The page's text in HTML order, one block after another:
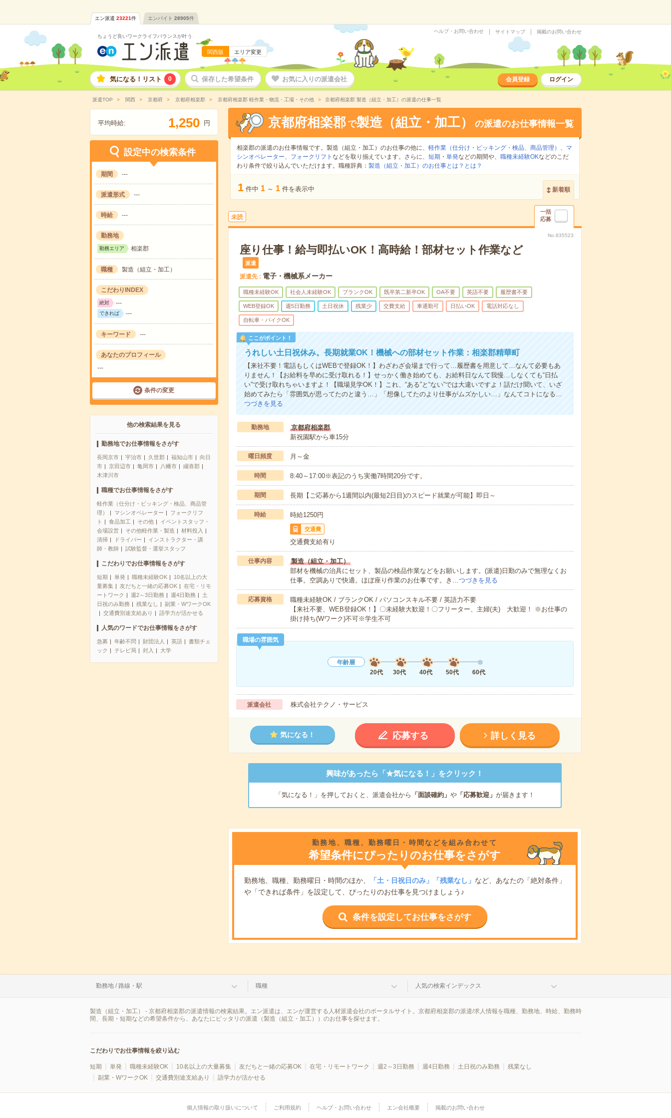
エン派遣 23221件 エンバイト 28905件
ちょうど良いワークライフバランスが叶う
関西版 エリア変更
ヘルプ・お問い合わせ サイトマップ 掲載のお問い合わせ
気になる！リスト 0 保存した希望条件 お気に入りの派遣会社 会員登録 ログイン
派遣TOP 関西 京都府 京都府相楽郡 京都府相楽郡 軽作業・物流・工場・その他 京都府相楽郡 製造（組立・加工）の派遣の仕事一覧
平均時給: 1,250 円
設定中の検索条件
期間 ---
派遣形式 ---
時給 ---
勤務地
勤務エリア 相楽郡
職種 製造（組立・加工）
こだわりINDEX
絶対 ---
できれば ---
キーワード ---
あなたのプロフィール
---
条件の変更
他の検索結果を見る
勤務地でお仕事情報をさがす
長岡京市 宇治市 久世郡 福知山市
向日
市
京田辺市 亀岡市 八幡市
綴喜郡
木津川市
職種でお仕事情報をさがす
軽作業（仕分け・ピッキング・検品、商品管
理）
マシンオペレーター
フォークリフ
ト
食品加工 その他
イベントスタッフ・
会場設営
その他軽作業・製造
材料投入
清掃
ドライバー
インストラクター・講
師・教師
試験監督・選挙スタッフ
こだわりでお仕事情報をさがす
短期 単発 職種未経験OK
10名以上の大
量募集
友だちと一緒の応募OK
在宅・リモ
ートワーク
週2～3日勤務 週4日勤務
土
日祝のみ勤務
残業なし
副業・WワークOK
交通費別途支給あり
語学力が活かせる
人気のワードでお仕事情報をさがす
急募 年齢不問 財団法人 英語
書類チェ
ック
テレビ局 封入 大学
京都府相楽郡 で製造（組立・加工） の派遣のお仕事情報一覧
相楽郡の派遣のお仕事情報です。製造（組立・加工）のお仕事の他に、 軽作業（仕分け・ピッキング・検品、商品管理） 、
マ
シンオペレーター、 フォークリフト などを取り揃えています。さらに、 短期 ・ 単発などの期間や、 職種未経験OKなどのこだ
わり条件で絞り込んでいただけます。職種辞典： 製造（組立・加工）のお仕事とは？とは？
1 件中 1 ～ 1 件を表示中 新着順
未読
一括
応募
No.835523
座り仕事！給与即払いOK！高時給！部材セット作業など
派遣
派遣先 電子・機械系メーカー
職種未経験OK 社会人未経験OK ブランクOK 既卒第二新卒OK OA不要 英語不要 履歴書不要
WEB登録OK 週5日勤務 土日祝休 残業少 交費支給 車通勤可 日払いOK 電話対応なし
自転車・バイクOK
ここがポイント！
うれしい土日祝休み。長期就業OK！機械への部材セット作業：相楽郡精華町
【来社不要！電話もしくはWEBで登録OK！】わざわざ会場まで行って…履歴書を用意して…なんて必要もあ
りません！【お給料を早めに受け取れる！】せっかく働き始めても、お給料日なんて我慢…しなくても“日払
い”で受け取れちゃいますよ！【職場見学OK！】これ、“ある”と“ない”では大違いですよ！話だけ聞いて、いざ
始めてみたら「雰囲気が思ってたのと違う…」「想像してたのより仕事がムズかしい…」なんてコトになる…
つづきを見る
勤務地
京都府相楽郡
新祝園駅から車15分
曜日頻度 月～金
時間 8:40～17:00※表記のうち実働7時間20分です。
期間 長期【ご応募から1週間以内(最短2日目)のスピード就業が可能】即日～
時給 時給1250円
交通費
交通費支給有り
仕事内容
製造（組立・加工）
部材を機械の治具にセット、製品の検品作業などをお願いします。(派遣)日勤のみで無理なくお
仕事。空調ありで快適。ほぼ座り作業のお仕事です。き…つづきを見る
応募資格
職種未経験OK / ブランクOK / パソコンスキル不要 / 英語力不要
【来社不要、WEB登録OK！】〇未経験大歓迎！〇フリーター、主婦(夫) 大歓迎！ ※お仕事の
掛け持ち(Wワーク)不可※学生不可
職場の雰囲気
年齢層
20代
30代 40代 50代 60代
派遣会社 株式会社テクノ・サービス
気になる！ 応募する 詳しく見る
興味があったら「★気になる！」をクリック！
「気になる！」を押しておくと、派遣会社から 「面談確約」 や「応募歓迎」 が届きます！
勤務地、職種、勤務曜日・時間などを組み合わせて
希望条件にぴったりのお仕事をさがす
勤務地、職種、勤務曜日・時間のほか、 「土・日祝日のみ」「残業なし」 など、あなたの「絶対条件」
や「できれば条件」を設定して、ぴったりのお仕事を見つけましょう♪
条件を設定してお仕事をさがす
勤務地 / 路線・駅 職種 人気の検索インデックス
製造（組立・加工） - 京都府相楽郡の派遣情報の検索結果。エン派遣は、エンが運営する人材派遣会社のポータルサイト。京都府相楽郡の派遣/求人情報を職種、勤務地、時給、勤務時
間、長期・短期などの希望条件から、あなたにピッタリの派遣（製造（組立・加工））のお仕事を探せます。
こだわりでお仕事情報を絞り込む
短期 単発 職種未経験OK 10名以上の大量募集 友だちと一緒の応募OK 在宅・リモートワーク 週2～3日勤務 週4日勤務 土日祝のみ勤務
残業なし
副業・WワークOK
交通費別途支給あり 語学力が活かせる
個人情報の取り扱いについて ご利用規約 ヘルプ・お問い合わせ エン会社概要 掲載のお問い合わせ